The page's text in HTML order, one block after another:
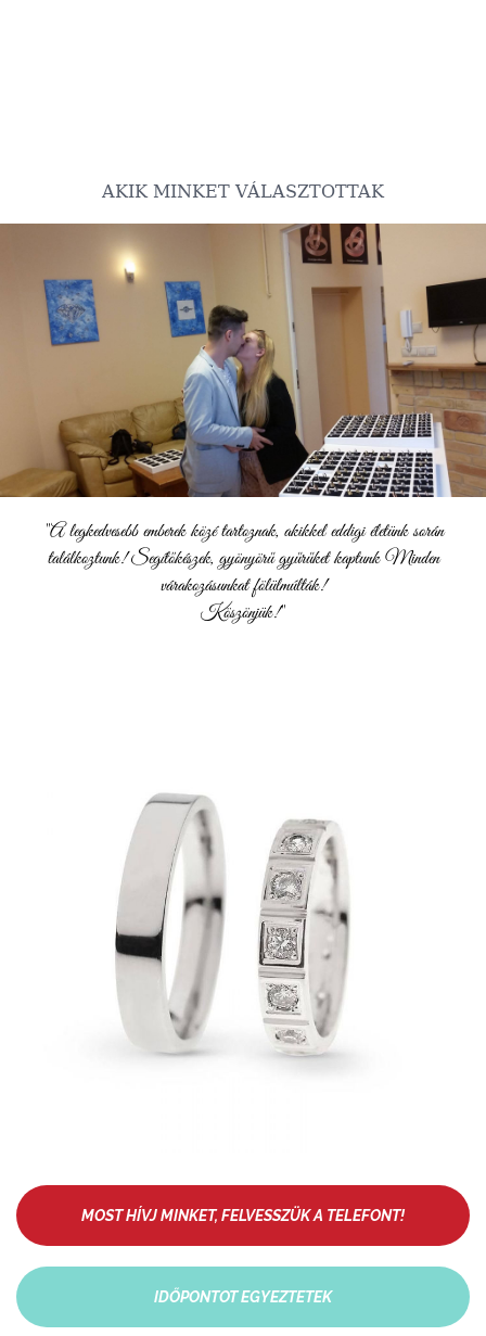
AKIK MINKET VÁLASZTOTTAK
"A legkedvesebb emberek közé tartoznak, akikkel eddigi életünk során
találkoztunk! Segítőkészek, gyönyörű gyűrűket kaptunk Minden
várakozásunkat fölülmúlták!
Köszönjük!"
MOST HÍVJ MINKET, FELVESSZÜK A TELEFONT!
IDŐPONTOT EGYEZTETEK